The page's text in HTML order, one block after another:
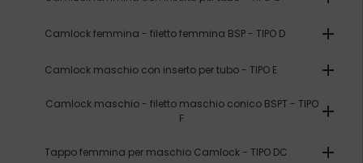
Camlock femmina - filetto femmina BSP - TIPO D add
Camlock maschio con inserto per tubo - TIPO E add
Camlock maschio - filetto maschio conico BSPT - TIPO
F
add
Tappo femmina per maschio Camlock - TIPO DC add